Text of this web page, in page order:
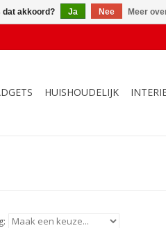
HUISHOUDELIJK
dat akkoord? Ja Nee Meer